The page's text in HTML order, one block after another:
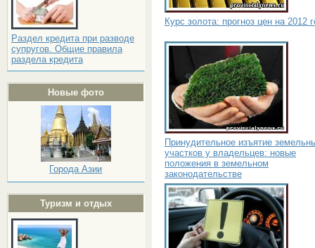
Раздел кредита при разводе
супругов. Общие правила
раздела кредита
Новые фото
Города Азии
Туризм и отдых
Курс золота: прогноз цен на 2012
Принудительное изъятие
участков у владельцев: новые
положения в земельном
законодательстве